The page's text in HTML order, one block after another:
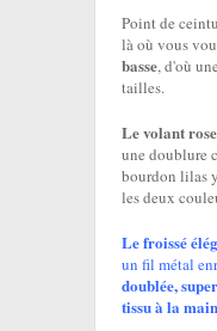
Point de
là où vous
basse, d'où
tailles.
Le volant
une doublure
bourdon lilas
les deux
Le froissé
un fil métal
doublée,
tissu à la